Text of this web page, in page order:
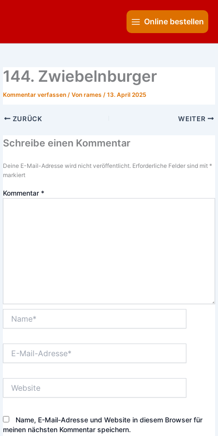
MenuOnline bestellen
144. Zwiebelnburger
Kommentar verfassen / Vonrames/13. April 2025
ZURÜCK WEITER
Schreibe einen Kommentar
Deine E-Mail-Adresse wird nicht veröffentlicht. Erforderliche Felder sind mit *
markiert
Kommentar *
Mail-
Name, E-Mail-Adresse und Website in diesem Browser für
meinen nächsten Kommentar speichern.